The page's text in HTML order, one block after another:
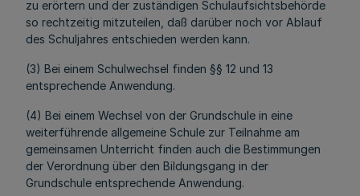
zu erörtern und der zuständigen Schulaufsichtsbehörde
so rechtzeitig mitzuteilen, daß darüber noch vor Ablauf
des Schuljahres entschieden werden kann.
(3) Bei einem Schulwechsel finden §§ 12 und 13
entsprechende Anwendung.
(4) Bei einem Wechsel von der Grundschule in eine
weiterführende allgemeine Schule zur Teilnahme am
gemeinsamen Unterricht finden auch die Bestimmungen
der Verordnung über den Bildungsgang in der
Grundschule entsprechende Anwendung.